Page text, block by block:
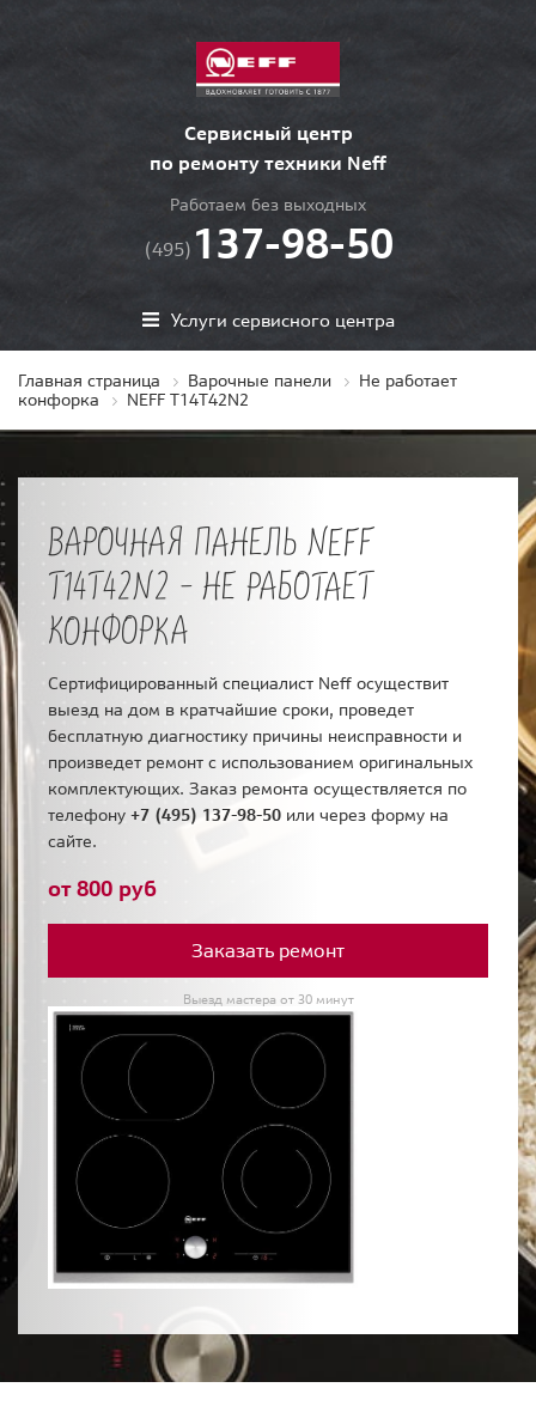
Сервисный центр
по ремонту техники Neff
Работаем без выходных
(495) 137-98-50
Услуги сервисного центра
Главная страница Варочные панели
Не работает
конфорка
NEFF T14T42N2
ВАРОЧНАЯ ПАНЕЛЬ NEFF
T14T42N2 - НЕ РАБОТАЕТ
КОНФОРКА
Сертифицированный специалист Neff осуществит
выезд на дом в кратчайшие сроки, проведет
бесплатную диагностику причины неисправности и
произведет ремонт с использованием оригинальных
комплектующих. Заказ ремонта осуществляется по
телефону +7 (495) 137-98-50 или через форму на
сайте.
от 800 руб
Заказать ремонт
Выезд мастера от 30 минут